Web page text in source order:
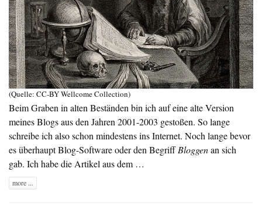
(Quelle: CC-BY Wellcome Collection)
Beim Graben in alten Beständen bin ich auf eine alte Version
meines Blogs aus den Jahren 2001-2003 gestoßen. So lange
schreibe ich also schon mindestens ins Internet. Noch lange bevor
es überhaupt Blog-Software oder den Begriff Bloggen an sich
gab. Ich habe die Artikel aus dem …
more ...